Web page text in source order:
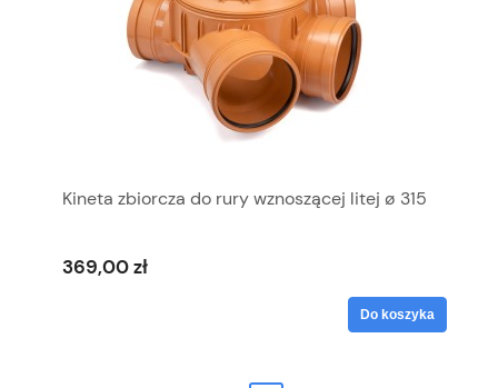
Kineta zbiorcza do rury wznoszącej litej ø 315
369,00 zł
Do koszyka